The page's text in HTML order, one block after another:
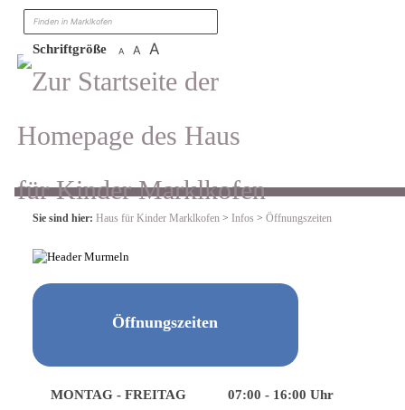
Zum Inhalt,zur Navigationoderzur Startseite
Schriftgröße A A A
Sie sind hier: Haus für Kinder Marklkofen > Infos > Öffnungszeiten
Öffnungszeiten
MONTAG - FREITAG 07:00 - 16:00 Uhr